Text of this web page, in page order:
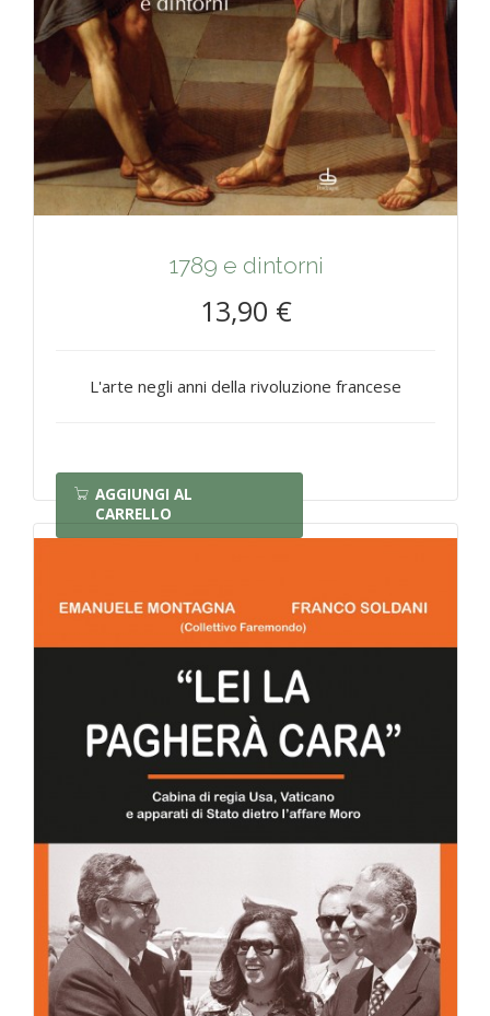
1789 e dintorni
13,90 €
L'arte negli anni della rivoluzione francese
AGGIUNGI AL
CARRELLO